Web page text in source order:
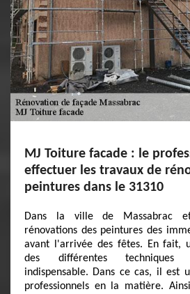
MJ Toiture facade : le
effectuer les travaux de
peintures dans le 31310
Dans la ville de Massabrac
rénovations des peintures des
avant l'arrivée des fêtes. En fait,
des différentes techniques
indispensable. Dans ce cas, il est
professionnels en la matière.